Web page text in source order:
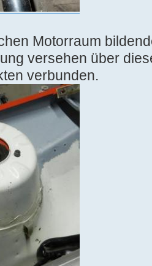
Motorraum
versehen über
verbunden.